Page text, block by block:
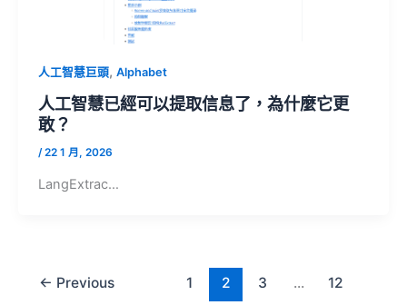
人工智慧巨頭, Alphabet
人工智慧已經可以提取信息了，為什麼它更
敢？
/22 1 月, 2026
LangExtrac…
← Previous 1 2 3 ...
12